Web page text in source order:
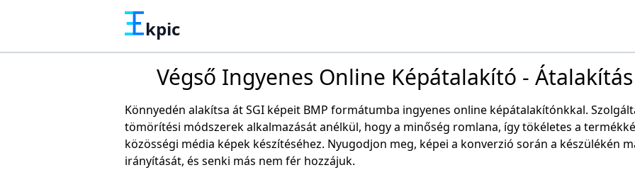
kpic
Végső Ingyenes Online Képátalakító -
Könnyedén alakítsa át SGI képeit BMP formátumba ingyenes online képátalakítónkkal.
tömörítési módszerek alkalmazását anélkül, hogy a minőség romlana, így tökéletes a
közösségi média képek készítéséhez. Nyugodjon meg, képei a konverzió során a készülékén
irányítását, és senki más nem fér hozzájuk.